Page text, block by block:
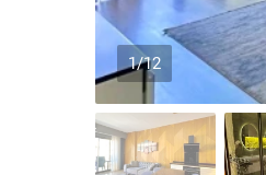
1/12